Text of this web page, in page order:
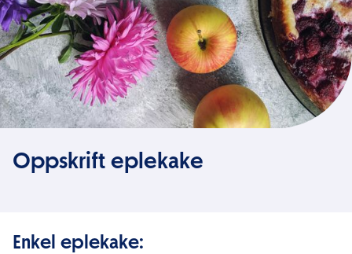
Oppskrift eplekake
Enkel eplekake: